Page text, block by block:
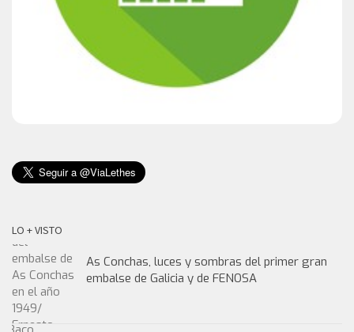
LO + VISTO
As Conchas, luces y sombras del primer gran
embalse de Galicia y de FENOSA